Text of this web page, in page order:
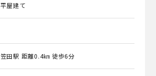
平屋建て
笠田駅 距離0.4㎞ 徒歩6分